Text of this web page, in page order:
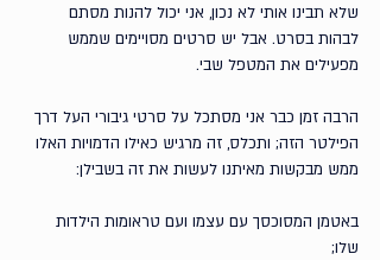
שלא תבינו אותי לא נכון, אני יכול להנות מסתם
לבהות בסרט. אבל יש סרטים מסויימים שממש
מפעילים את המטפל שבי.
הרבה זמן כבר אני מסתכל על סרטי גיבורי העל דרך
הפילטר הזה; ותכלס, זה מרגיש כאילו הדמויות האלו
ממש מבקשות מאיתנו לעשות את זה בשבילן:
באטמן המסוכסך עם עצמו ועם טראומות הילדות
שלו;